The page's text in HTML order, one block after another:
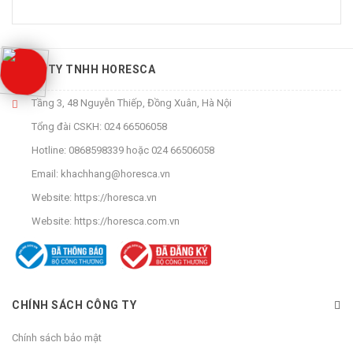
CÔNG TY TNHH HORESCA
Tầng 3, 48 Nguyễn Thiếp, Đồng Xuân, Hà Nội
Tổng đài CSKH: 024 66506058
Hotline: 0868598339 hoặc 024 66506058
Email: khachhang@horesca.vn
Website: https://horesca.vn
Website: https://horesca.com.vn
CHÍNH SÁCH CÔNG TY
Chính sách bảo mật